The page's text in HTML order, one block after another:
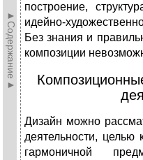
►Содержание►
построение,
идейно-
Без знания и
композиции
Дизайн можно
деятельности, целью
гармоничной